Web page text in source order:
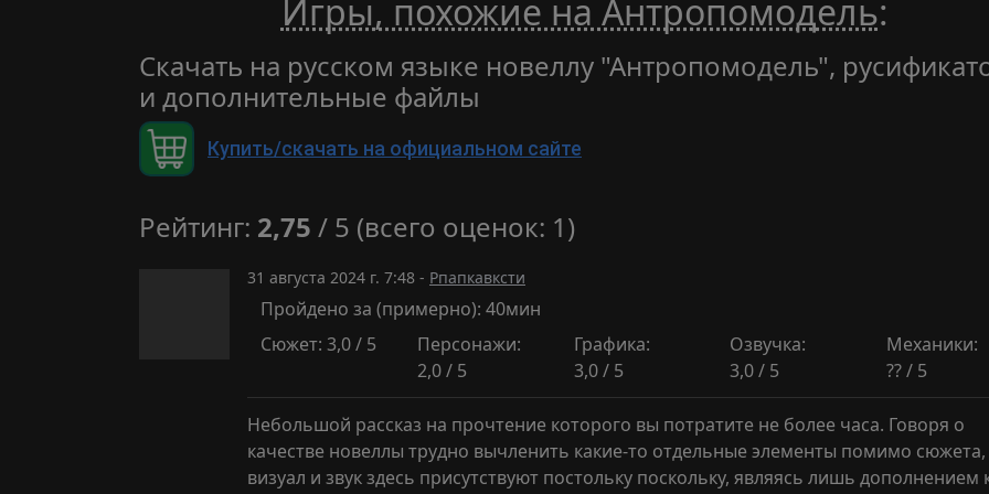
Игры, похожие на Антропомодель:
Скачать на русском языке новеллу "Антропомодель",
и дополнительные файлы
Купить/скачать на официальном сайте
Рейтинг: 2,75 / 5 (всего оценок: 1)
31 августа 2024 г. 7:48 - Рпапкавксти
Пройдено за (примерно): 40мин
Сюжет: 3,0 / 5
Персонажи:
2,0 / 5
Графика:
3,0 / 5
Озвучка:
3,0 / 5
Механики:
?? / 5
Небольшой рассказ на прочтение которого вы потратите не более часа. Говоря о
качестве новеллы трудно вычленить какие-то отдельные элементы помимо сюжета,
визуал и звук здесь присутствуют постольку поскольку, являясь лишь дополнением